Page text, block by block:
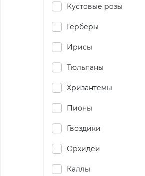
Кустовые розы
Герберы
Ирисы
Тюльпаны
Хризантемы
Пионы
Гвоздики
Орхидеи
Каллы